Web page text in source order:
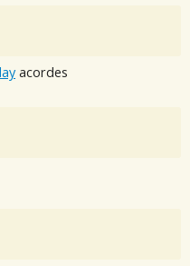
acordes